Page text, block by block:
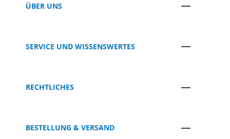
ÜBER UNS
SERVICE UND WISSENSWERTES
RECHTLICHES
BESTELLUNG & VERSAND